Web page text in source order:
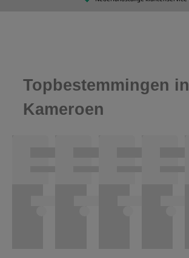
Topbestemmingen in
Kameroen